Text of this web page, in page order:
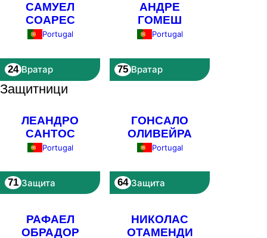
САМУЕЛ
СОАРЕС
Portugal
24 Вратар
АНДРЕ
ГОМЕШ
Portugal
75 Вратар
Защитници
ЛЕАНДРО
САНТОС
Portugal
71 Защита
ГОНСАЛО
ОЛИВЕЙРА
Portugal
64 Защита
РАФАЕЛ
ОБРАДОР
НИКОЛАС
ОТАМЕНДИ